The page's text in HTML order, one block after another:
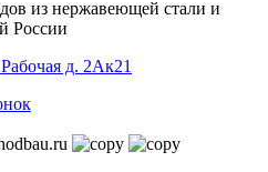
из нержавеющей стали и
России
д. 2Ак21